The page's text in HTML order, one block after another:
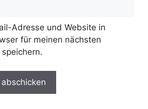
Adresse und Website in
für meinen nächsten